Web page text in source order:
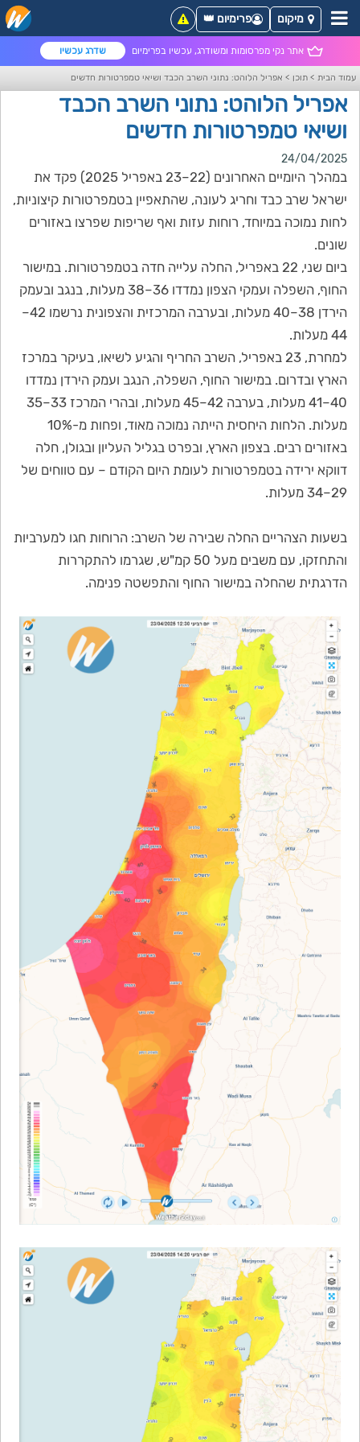
אתר נקי מפרסומות ומשודרג, עכשיו בפרימיום שדרג עכשיו
מיקום פרימיום 👑
עמוד הבית > תוכן > אפריל הלוהט: נתוני השרב הכבד ושיאי טמפרטורות חדשים
אפריל הלוהט: נתוני השרב הכבד
ושיאי טמפרטורות חדשים
24/04/2025
במהלך היומיים האחרונים (22–23 באפריל 2025) פקד את
ישראל שרב כבד וחריג לעונה, שהתאפיין בטמפרטורות קיצוניות,
לחות נמוכה במיוחד, רוחות עזות ואף שריפות שפרצו באזורים
שונים.
ביום שני, 22 באפריל, החלה עלייה חדה בטמפרטורות. במישור
החוף, השפלה ועמקי הצפון נמדדו 36–38 מעלות, בנגב ובעמק
הירדן 38–40 מעלות, ובערבה המרכזית והצפונית נרשמו 42–
44 מעלות.
למחרת, 23 באפריל, השרב החריף והגיע לשיאו, בעיקר במרכז
הארץ ובדרום. במישור החוף, השפלה, הנגב ועמק הירדן נמדדו
40–41 מעלות, בערבה 42–45 מעלות, ובהרי המרכז 33–35
מעלות. הלחות היחסית הייתה נמוכה מאוד, ופחות מ-10%
באזורים רבים. בצפון הארץ, ובפרט בגליל העליון ובגולן, חלה
דווקא ירידה בטמפרטורות לעומת היום הקודם – עם טווחים של
29–34 מעלות.
בשעות הצהריים החלה שבירה של השרב: הרוחות חגו למערביות
והתחזקו, עם משבים מעל 50 קמ"ש, שגרמו להתקררות
הדרגתית שהחלה במישור החוף והתפשטה פנימה.